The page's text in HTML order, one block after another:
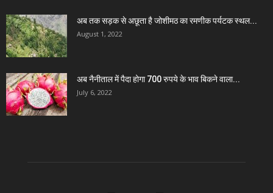
अब तक सड़क से अछूता है जोशीमठ का रमणीक पर्यटक स्थल...
August 1, 2022
अब नैनीताल में पैदा होगा 700 रुपये के भाव बिकने वाला...
July 6, 2022